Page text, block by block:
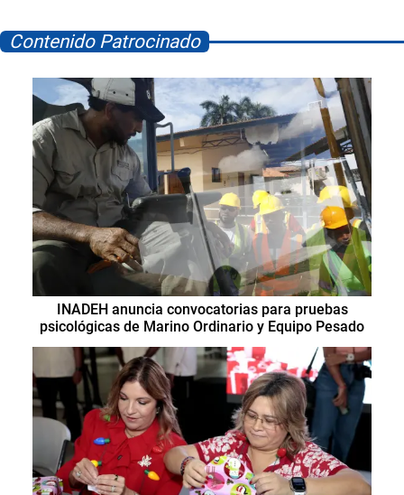
Contenido Patrocinado
INADEH anuncia convocatorias para pruebas
psicológicas de Marino Ordinario y Equipo Pesado